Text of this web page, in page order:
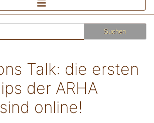
Talk: die ersten
der ARHA
online!